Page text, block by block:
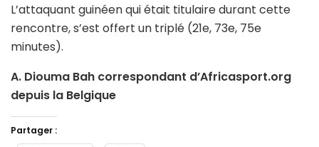
L’attaquant guinéen qui était titulaire durant cette
rencontre, s’est offert un triplé (21e, 73e, 75e
minutes).
A. Diouma Bah correspondant d’Africasport.org
depuis la Belgique
Partager :